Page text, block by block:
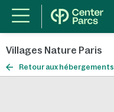
Villages Nature Paris
Retour aux hébergements